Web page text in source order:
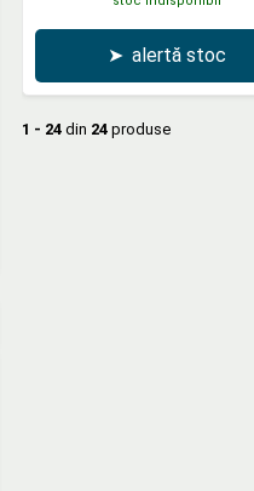
➤ alertă stoc
1 - 24 din 24 produse